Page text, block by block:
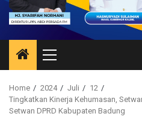
Primary
Menu
Home 2024 Juli
12
Tingkatkan Kinerja Kehumasan,
Setwan DPRD Kabupaten Badung